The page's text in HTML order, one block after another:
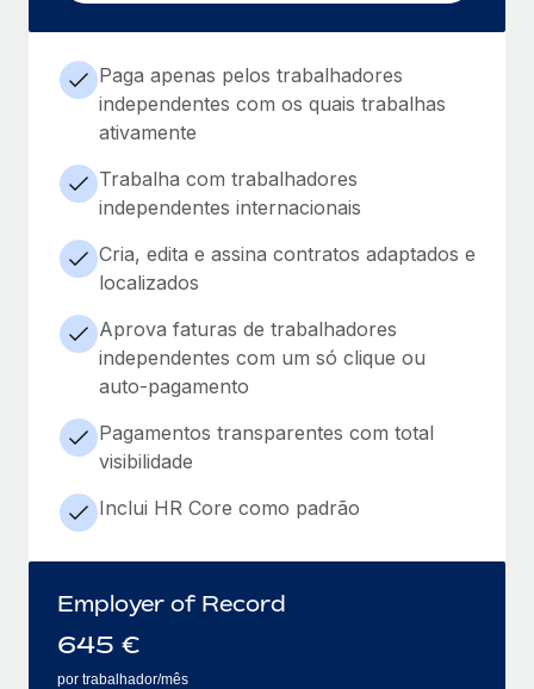
Paga apenas pelos trabalhadores
independentes com os quais trabalhas
ativamente
Trabalha com trabalhadores
independentes internacionais
Cria, edita e assina contratos adaptados e
localizados
Aprova faturas de trabalhadores
independentes com um só clique ou
auto-pagamento
Pagamentos transparentes com total
visibilidade
Inclui HR Core como padrão
Employer of Record
645 €
por trabalhador/mês